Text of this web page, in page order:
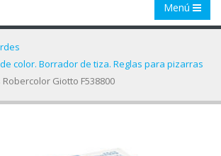
Menú
color. Borrador de tiza. Reglas para pizarras
Giotto F538800